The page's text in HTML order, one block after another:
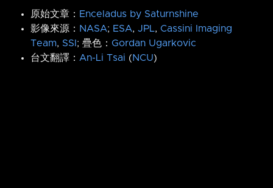
原始文章： Enceladus by Saturnshine
影像來源： NASA; ESA, JPL, Cassini Imaging
Team, SSI ; 疊色： Gordan Ugarkovic
台文翻譯： An-Li Tsai (NCU)